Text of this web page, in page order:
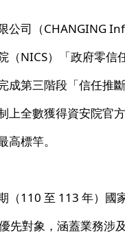
公司（CHANGING
（NICS）「政府零
成第三階段「信任推
上全數獲得資安院官
高標竿。
（110 至 113 年）國
先對象，涵蓋業務涉